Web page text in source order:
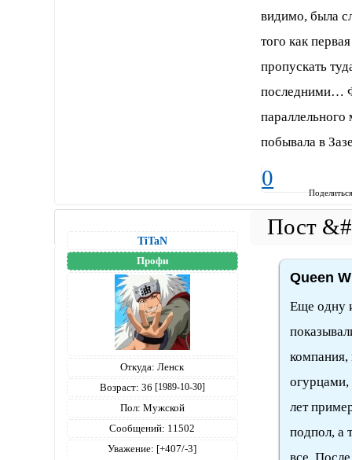
видимо, была
того как
пропускать
последними…
побывала в
0
TiTaN
Профи
Откуда: Ленск
Возраст: 36 [1989-10-30]
Пол: Мужской
Сообщений: 11502
Уважение: [+407/-3]
Queen
Еще одну
компания,
огурцами,
лет
подпол, а